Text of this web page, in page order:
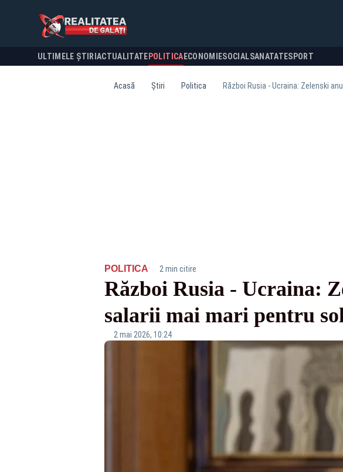
ULTIMELE ȘTIRI ACTUALITATE POLITICA ECONOMIESOCIALSANATATESPORT
Acasă Știri Politica Război Rusia - Ucraina: Zelenski
POLITICA· 2 min citire
Război Rusia - Ucraina:
salarii mai mari pentru
2 mai 2026, 10:24